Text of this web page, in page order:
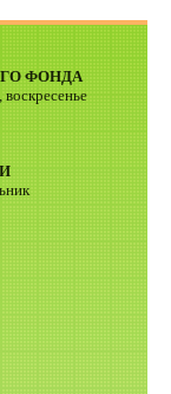
ФОНДА